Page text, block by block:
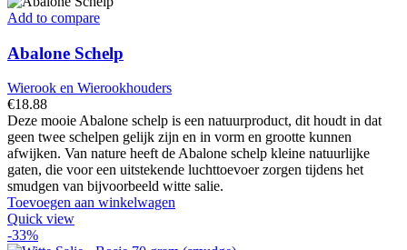
Add to compare
Abalone Schelp
Wierook en Wierookhouders
€18.88
Deze mooie Abalone schelp is een natuurproduct, dit houdt in dat
geen twee schelpen gelijk zijn en in vorm en grootte kunnen
afwijken. Van nature heeft de Abalone schelp kleine natuurlijke
gaten, die voor een uitstekende luchttoevoer zorgen tijdens het
smudgen van bijvoorbeeld witte salie.
Toevoegen aan winkelwagen
Quick view
-33%